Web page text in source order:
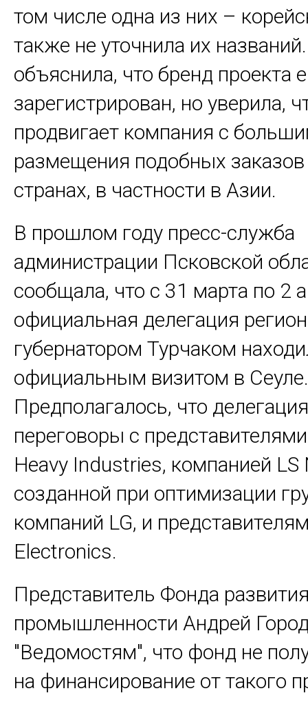
том числе одна из них –
также не уточнила их
объяснила, что бренд проекта
зарегистрирован, но уверила,
продвигает компания с
размещения подобных заказов
странах, в частности в Азии.
В прошлом году пресс-служба
администрации Псковской
сообщала, что с 31 марта по 2
официальная делегация
губернатором Турчаком
официальным визитом в Сеуле.
Предполагалось, что
переговоры с
Heavy Industries, компанией LS
созданной при оптимизации
компаний LG, и
Electronics.
Представитель Фонда
промышленности Андрей
"Ведомостям", что фонд не
на финансирование от такого